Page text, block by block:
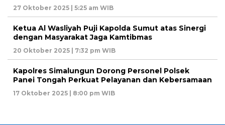
27 Oktober 2025 | 5:25 am WIB
Ketua Al Wasliyah Puji Kapolda Sumut atas Sinergi
dengan Masyarakat Jaga Kamtibmas
20 Oktober 2025 | 7:32 pm WIB
Kapolres Simalungun Dorong Personel Polsek
Panei Tongah Perkuat Pelayanan dan Kebersamaan
17 Oktober 2025 | 8:00 pm WIB